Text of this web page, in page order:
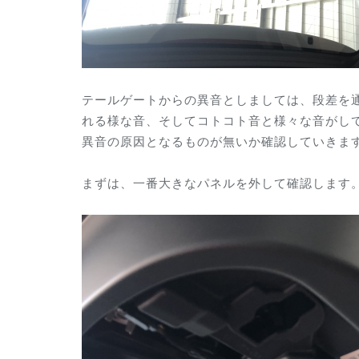
テールゲートからの異音としましては、段差
れる様な音、そしてコトコト音と様々な音が
異音の原因となるものが無いか確認していきま
まずは、一番大きなパネルを外して確認します